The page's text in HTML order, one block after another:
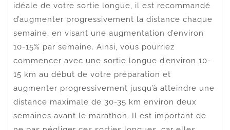
idéale de votre sortie longue, il est recommandé
d’augmenter progressivement la distance chaque
semaine, en visant une augmentation d’environ
10-15% par semaine. Ainsi, vous pourriez
commencer avec une sortie longue d’environ 10-
15 km au début de votre préparation et
augmenter progressivement jusqu’à atteindre une
distance maximale de 30-35 km environ deux
semaines avant le marathon. Il est important de